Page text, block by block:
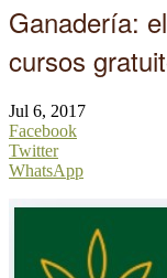
Ganadería:
cursos
Jul 6, 2017
Facebook
Twitter
WhatsApp